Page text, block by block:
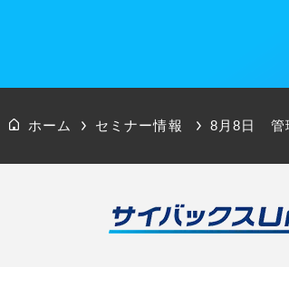
ホーム セミナー情報 8月8日 管